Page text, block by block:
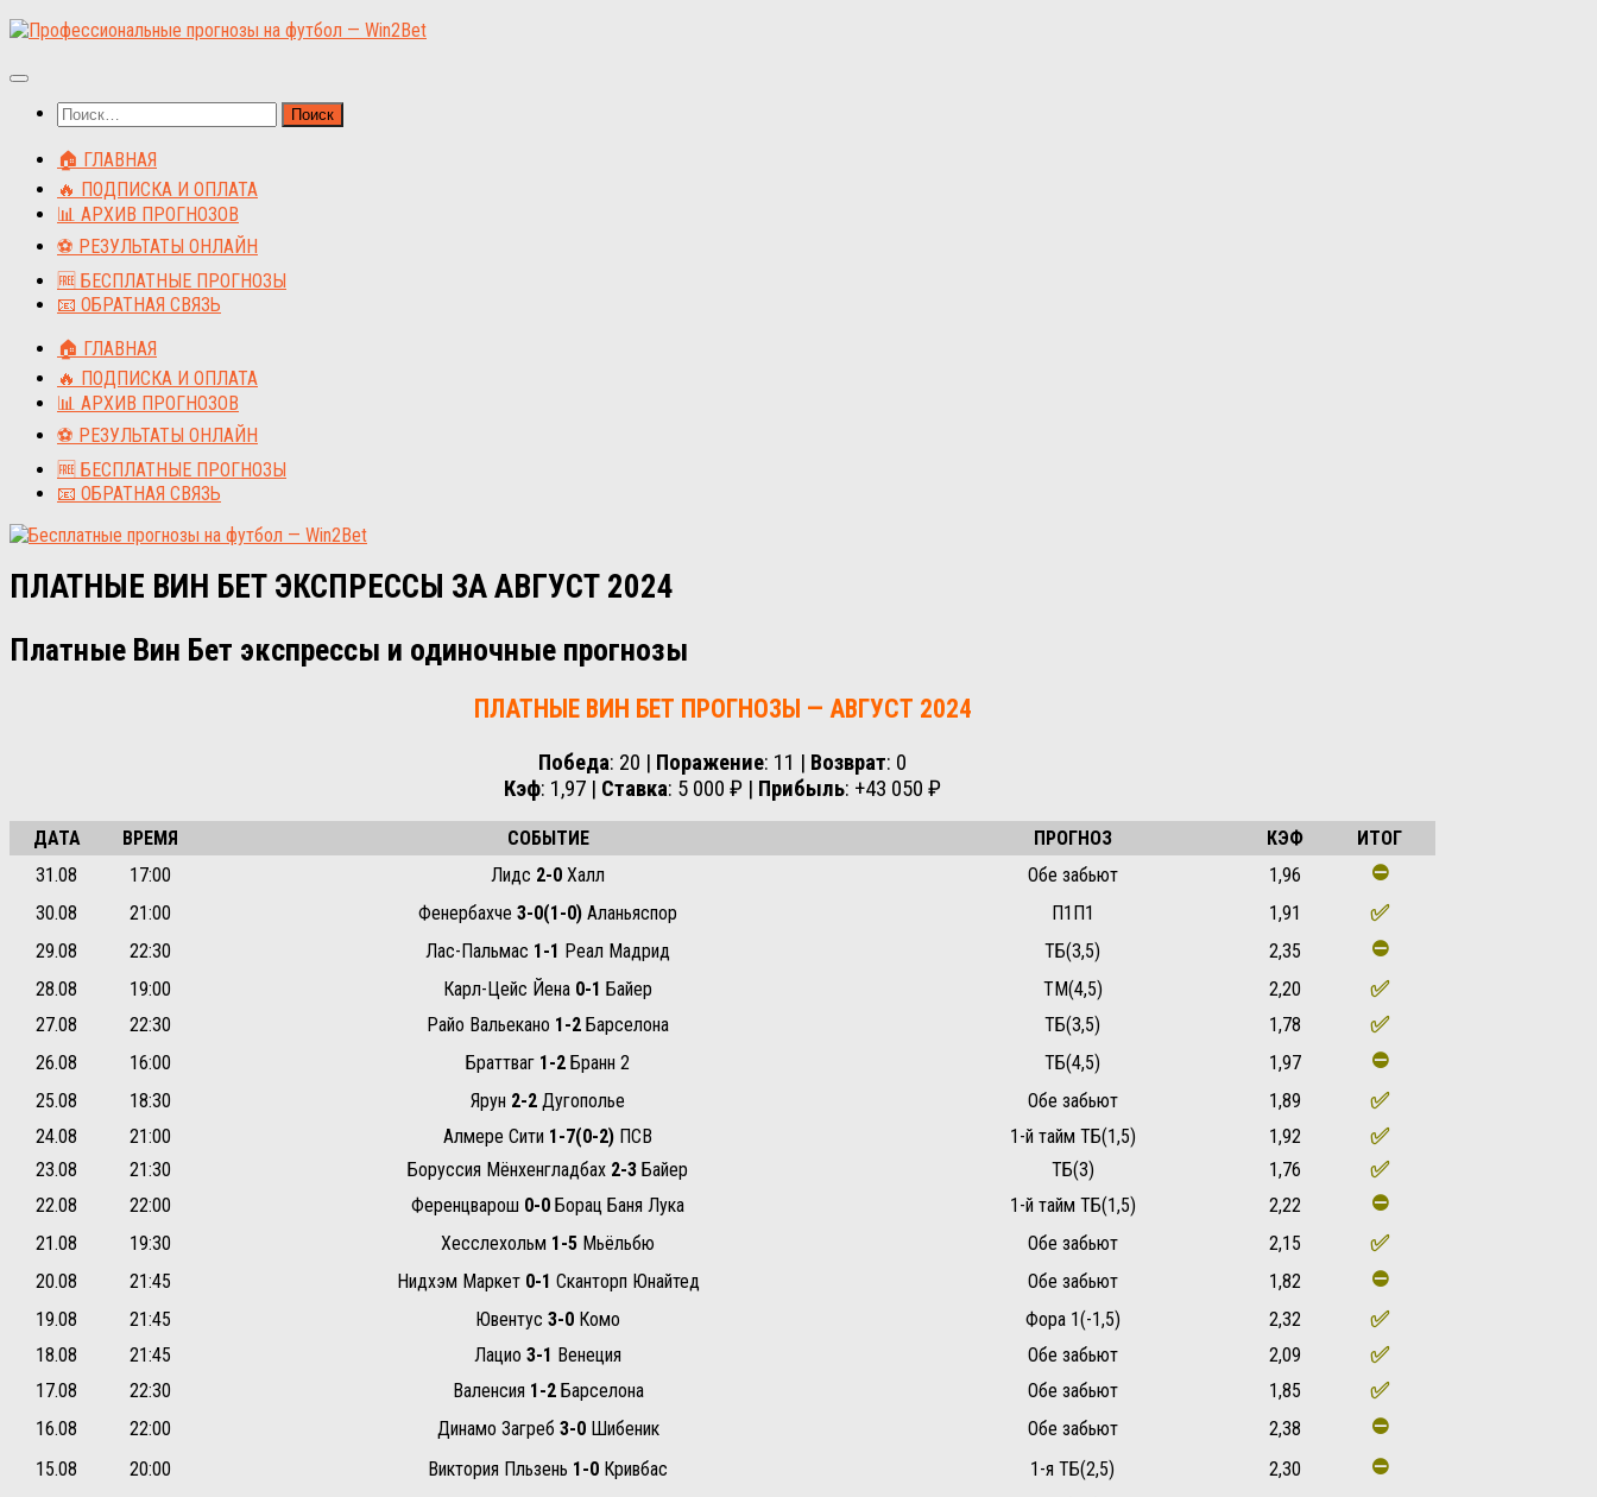
Перейти
содержимому
Найти:
🏠 ГЛАВНАЯ
🔥 ПОДПИСКА И ОПЛАТА
📊 АРХИВ ПРОГНОЗОВ
⚽ РЕЗУЛЬТАТЫ ОНЛАЙН
🆓 БЕСПЛАТНЫЕ ПРОГНОЗЫ
📧 ОБРАТНАЯ СВЯЗЬ
🏠 ГЛАВНАЯ
🔥 ПОДПИСКА И ОПЛАТА
📊 АРХИВ ПРОГНОЗОВ
⚽ РЕЗУЛЬТАТЫ ОНЛАЙН
🆓 БЕСПЛАТНЫЕ ПРОГНОЗЫ
📧 ОБРАТНАЯ СВЯЗЬ
ПЛАТНЫЕ ВИН БЕТ ЭКСПРЕССЫ ЗА АВГУСТ 2024
Платные Вин Бет экспрессы и одиночные прогнозы
ПЛАТНЫЕ ВИН БЕТ ПРОГНОЗЫ — АВГУСТ 2024
Победа: 20 | Поражение: 11 | Возврат: 0
Кэф: 1,97 | Ставка: 5 000 ₽ | Прибыль: +43 050 ₽
ДАТА ВРЕМЯ СОБЫТИЕ ПРОГНОЗ КЭФ
ИТОГ
31.08
17:00 Лидс 2-0 Халл Обе забьют 1,96 ⛔
30.08 21:00 Фенербахче 3-0(1-0) Аланьяспор П1П1 1,91 ✅
29.08 22:30 Лас-Пальмас 1-1 Реал Мадрид ТБ(3,5) 2,35 ⛔
28.08 19:00 Карл-Цейс Йена 0-1 Байер ТМ(4,5) 2,20 ✅
27.08 22:30 Райо Вальекано 1-2 Барселона ТБ(3,5) 1,78 ✅
26.08 16:00 Браттваг 1-2 Бранн 2 ТБ(4,5) 1,97 ⛔
25.08 18:30 Ярун 2-2 Дугополье Обе забьют 1,89 ✅
24.08 21:00 Алмере Сити 1-7(0-2) ПСВ 1-й тайм ТБ(1,5) 1,92 ✅
23.08 21:30 Боруссия Мёнхенгладбах 2-3 Байер ТБ(3) 1,76 ✅
22.08 22:00 Ференцварош 0-0 Борац Баня Лука 1-й тайм ТБ(1,5) 2,22 ⛔
21.08 19:30 Хесслехольм 1-5 Мьёльбю Обе забьют 2,15 ✅
20.08 21:45 Нидхэм Маркет 0-1 Сканторп Юнайтед Обе забьют 1,82 ⛔
19.08 21:45 Ювентус 3-0 Комо Фора 1(-1,5) 2,32 ✅
18.08 21:45 Лацио 3-1 Венеция Обе забьют 2,09 ✅
17.08 22:30 Валенсия 1-2Барселона Обе забьют 1,85 ✅
16.08 22:00 Динамо Загреб 3-0Шибеник Обе забьют 2,38 ⛔
15.08 20:00 Виктория Пльзень 1-0 Кривбас 1-я ТБ(2,5) 2,30 ⛔